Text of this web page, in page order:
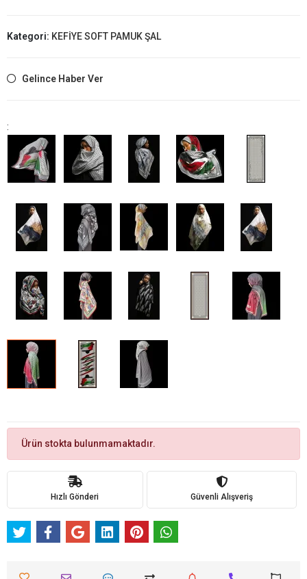
Kategori: KEFİYE SOFT PAMUK ŞAL
Gelince Haber Ver
:
Ürün stokta bulunmamaktadır.
Hızlı Gönderi Güvenli Alışveriş